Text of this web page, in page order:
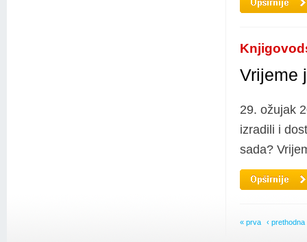
Vrijeme
29. ožujak
izradili i
sada?
« prva ‹ prethodna